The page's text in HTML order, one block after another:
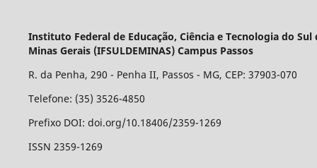
Instituto Federal de Educação, Ciência e Tecnologia do Sul
Minas Gerais (IFSULDEMINAS) Campus Passos
R. da Penha, 290 - Penha II, Passos - MG, CEP: 37903-070
Telefone: (35) 3526-4850
Prefixo DOI: doi.org/10.18406/2359-1269
ISSN 2359-1269